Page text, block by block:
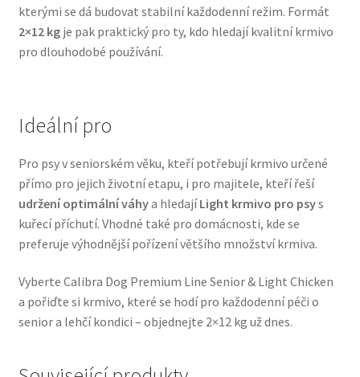
Vodítka a obojky
Wolf of Wilderness
kterými se dá budovat stabilní každodenní režim. Formát
2×12 kgje pak praktický pro ty, kdo hledají kvalitní krmivo
pro dlouhodobé používání.
Ideální pro
Pro psy v seniorském věku, kteří potřebují krmivo určené
přímo pro jejich životní etapu, i pro majitele, kteří řeší
udržení optimální váhya hledajíLight krmivo pro psys
kuřecí příchutí. Vhodné také pro domácnosti, kde se
preferuje výhodnější pořízení většího množství krmiva.
Vyberte Calibra Dog Premium Line Senior & Light Chicken
a pořiďte si krmivo, které se hodí pro každodenní péči o
senior a lehčí kondici – objednejte 2×12 kg už dnes.